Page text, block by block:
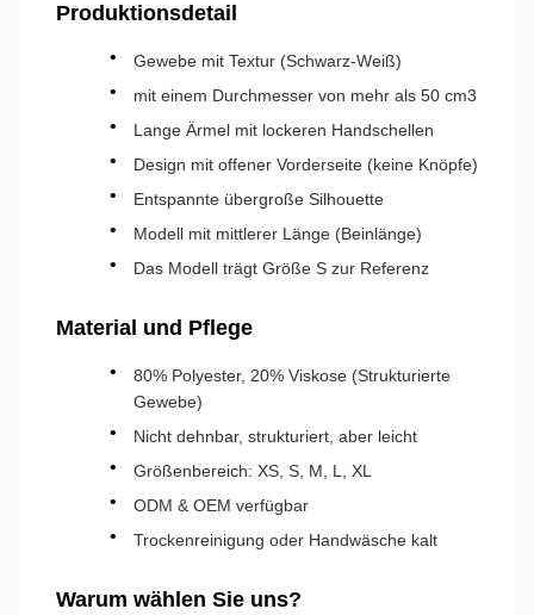
Produktionsdetail
Gewebe mit Textur (Schwarz-Weiß)
mit einem Durchmesser von mehr als 50 cm3
Lange Ärmel mit lockeren Handschellen
Design mit offener Vorderseite (keine Knöpfe)
Entspannte übergroße Silhouette
Modell mit mittlerer Länge (Beinlänge)
Das Modell trägt Größe S zur Referenz
Material und Pflege
80% Polyester, 20% Viskose (Strukturierte
Gewebe)
Nicht dehnbar, strukturiert, aber leicht
Größenbereich: XS, S, M, L, XL
ODM & OEM verfügbar
Trockenreinigung oder Handwäsche kalt
Warum wählen Sie uns?